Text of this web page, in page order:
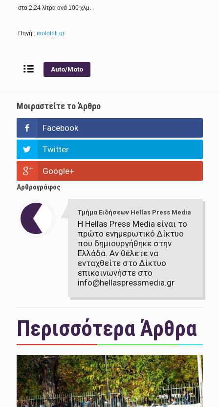
στα 2,24 λίτρα ανά 100 χλμ.
Πηγή :mototriti.gr
Auto/Moto
Μοιραστείτε το Άρθρο
Facebook
Twitter
Google+
Αρθρογράφος
Τμήμα Ειδήσεων Hellas Press Media
Η Hellas Press Media είναι το
πρώτο ενημερωτικό Δίκτυο
που δημιουργήθηκε στην
Ελλάδα. Αν θέλετε να
ενταχθείτε στο Δίκτυο
επικοινωνήστε στο
info@hellaspressmedia.gr
Περισσότερα Άρθρα